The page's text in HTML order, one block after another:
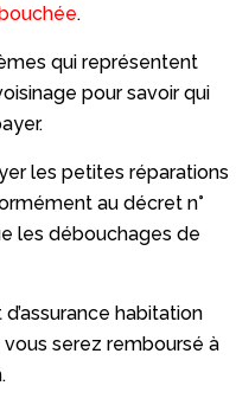
.
qui représentent
pour savoir qui
les petites réparations
au décret n°
les débouchages de
habitation
serez remboursé à